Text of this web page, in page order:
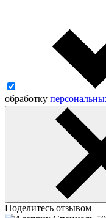
обработку
Поделитесь отзывом